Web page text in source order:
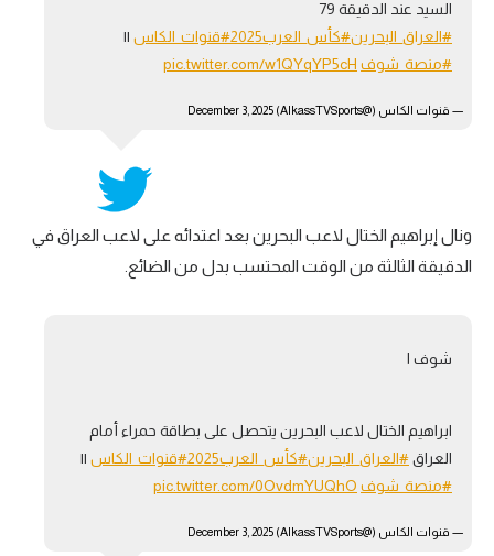
السيد عند الدقيقة 79
#العراق_البحرين#كأس_العرب2025 #قنوات_الكاس ||
#منصة_شوف pic.twitter.com/w1QYqYP5cH
— قنوات الكاس (@AlkassTVSports) December 3, 2025
ونال إبراهيم الختال لاعب البحرين بعد اعتدائه على لاعب العراق في
الدقيقة الثالثة من الوقت المحتسب بدل من الضائع.
شوف ا
ابراهيم الختال لاعب البحرين يتحصل على بطاقة حمراء أمام
العراق#العراق_البحرين#كأس_العرب2025 #قنوات_الكاس ||
#منصة_شوف pic.twitter.com/0OvdmYUQhO
— قنوات الكاس (@AlkassTVSports) December 3, 2025